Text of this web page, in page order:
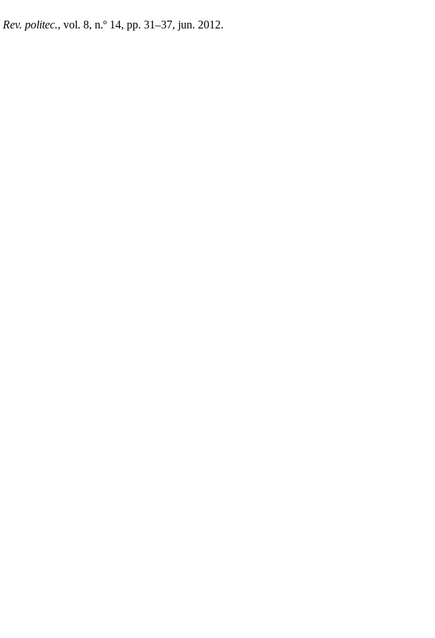
Rev. politec., vol. 8, n.º 14, pp. 31–37, jun. 2012.